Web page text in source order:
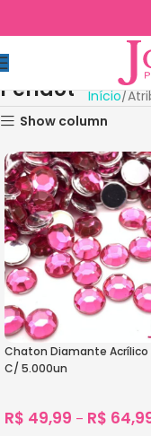
Peridot Início
Show column
Chaton Diamante
C/ 5.000un
R$ 49,99 – R$